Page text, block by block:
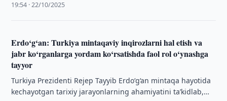
19:54 · 22/10/2025
Erdo‘g‘an: Turkiya mintaqaviy inqirozlarni hal etish va
jabr ko‘rganlarga yordam ko‘rsatishda faol rol o‘ynashga
tayyor
Turkiya Prezidenti Rejep Tayyib Erdo‘g‘an mintaqa hayotida
kechayotgan tarixiy jarayonlarning ahamiyatini taʼkidlab,